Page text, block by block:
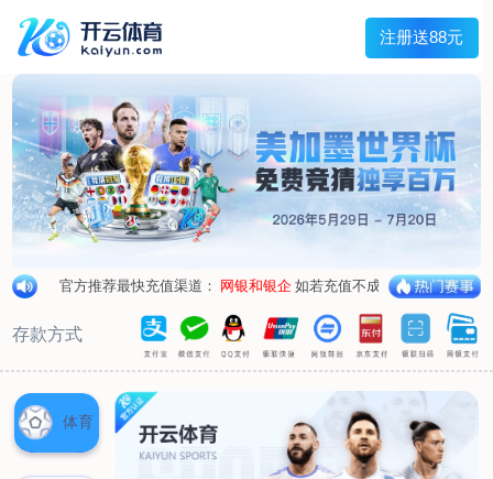
Menu
网站首页
关于我们
产品中心
荣誉资质
厂区设备
人才招聘
新闻中心
销售网点